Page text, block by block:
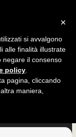
×
si avvalgono
alle finalità illustrate
negare il consenso
policy
pagina, cliccando
maniera,